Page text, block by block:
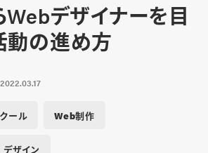
デザイナーを目
動の進め方
2022.03.17
ール Web制作
デザイン